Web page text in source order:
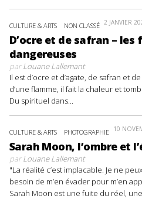
CULTURE & ARTS NON CLASSÉ 2 JANVIER
D’ocre et de safran –
dangereuses
parLouane Lallemant
Il est d’ocre et d’agate, de safran et
d’une flamme, il fait la chaleur et
Du spirituel dans...
CULTURE & ARTS PHOTOGRAPHIE 10
Sarah Moon, l’ombre et
parLouane Lallemant
"La réalité c’est implacable. Je ne
besoin de m’en évader pour m’en
Sarah Moon est une fuite du réel,